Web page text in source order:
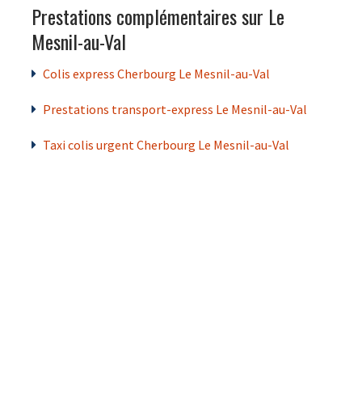
Prestations complémentaires sur Le
Mesnil-au-Val
Colis express Cherbourg Le Mesnil-au-Val
Prestations transport-express Le Mesnil-au-Val
Taxi colis urgent Cherbourg Le Mesnil-au-Val